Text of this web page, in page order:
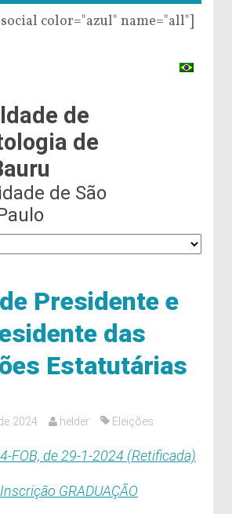
color="azul" name="all"]
de
de
de São
Presidente e
das
Estatutárias
2024 helder Eleições
FOB, de 29-1-2024 (Retificada)
GRADUAÇÃO